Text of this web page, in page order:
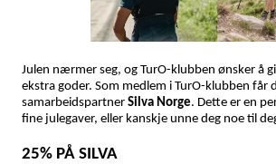
Julen nærmer seg, og TurO-klubben ønsker å
ekstra goder. Som medlem i TurO-klubben får
samarbeidspartner Silva Norge. Dette er en
fine julegaver, eller kanskje unne deg noe til
25% PÅ SILVA